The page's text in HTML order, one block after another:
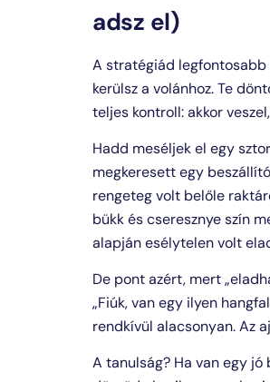
adsz el)
A stratégiád legfontosabb
kerülsz a volánhoz. Te
teljes kontroll: akkor
Hadd meséljek el egy
megkeresett egy
rengeteg volt belőle
bükk és cseresznye szín
alapján esélytelen volt
De pont azért, mert
„Fiúk, van egy ilyen
rendkívül alacsonyan. Az
A tanulság? Ha van egy